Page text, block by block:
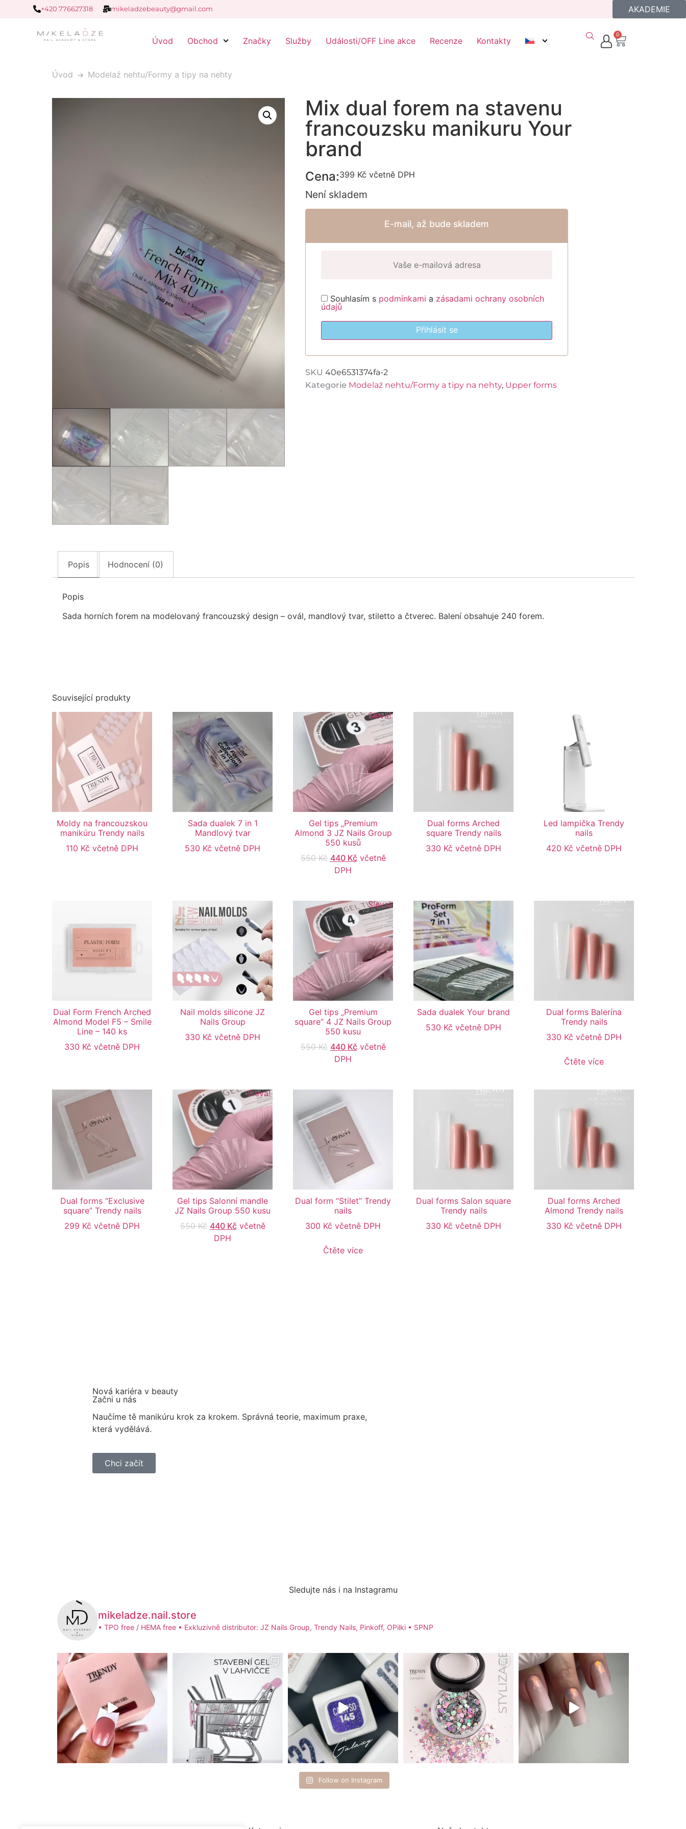
+420 776627318 mikeladzebeauty@gmail.com AKADEMIE
Úvod Obchod Značky Služby Události/OFF Line akce Recenze Kontakty
0
Úvod Modelaź nehtu/Formy a tipy na nehty
Mix dual forem na stavenu
francouzsku manikuru Your
brand
Cena:399 Kč včetně DPH
Není skladem
E-mail, až bude skladem
Souhlasím s podmínkami a zásadami ochrany osobních
údajů
Přihlásit se
SKU 40e6531374fa-2
Kategorie Modelaź nehtu/Formy a tipy na nehty, Upper forms
Popis Hodnocení (0)
Popis
Sada horních forem na modelovaný francouzský design – ovál, mandlový tvar, stiletto a čtverec. Balení obsahuje 240 forem.
Související produkty
Moldy na francouzskou
manikúru Trendy nails
110 Kč včetně DPH
Sada dualek 7 in 1
Mandlový tvar
530 Kč včetně DPH
Sleva!
Gel tips „Premium
Almond 3 JZ Nails Group
550 kusů
550Kč 440 Kč včetně
DPH
Dual forms Arched
square Trendy nails
330 Kč včetně DPH
Led lampička Trendy
nails
420 Kč včetně DPH
Dual Form French Arched
Almond Model F5 – Smile
Line – 140 ks
330 Kč včetně DPH
Nail molds silicone JZ
Nails Group
330 Kč včetně DPH
Sleva!
Gel tips „Premium
square“ 4 JZ Nails Group
550 kusu
550Kč 440 Kč včetně
DPH
Sada dualek Your brand
530 Kč včetně DPH
Dual forms Balerína
Trendy nails
330 Kč včetně DPH
Čtěte více
Dual forms “Exclusive
square” Trendy nails
299 Kč včetně DPH
Sleva!
Gel tips Salonní mandle
JZ Nails Group 550 kusu
550Kč 440 Kč včetně
DPH
Dual form “Stilet” Trendy
nails
300 Kč včetně DPH
Čtěte více
Dual forms Salon square
Trendy nails
330 Kč včetně DPH
Dual forms Arched
Almond Trendy nails
330 Kč včetně DPH
Nová kariéra v beauty
Začni u nás
Naučíme tě manikúru krok za krokem. Správná teorie, maximum praxe,
která vydělává.
Chci začít
Sledujte nás i na Instagramu
mikeladze.nail.store
• TPO free / HEMA free • Exkluzivně distributor: JZ Nails Group, Trendy Nails, Pinkoff, OPilki • SPNP
Follow on Instagram